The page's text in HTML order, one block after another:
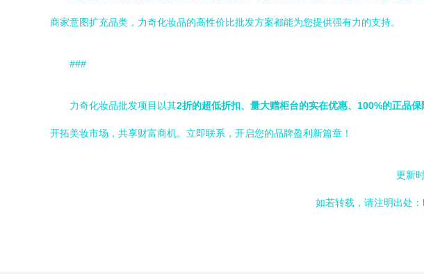
商家意图扩充品类，力奇化妆品的高性价比批发方案都能为您提供强有力的支持。
###
力奇化妆品批发项目以其2折的超低折扣、量大赠柜台的实在优惠、100%的正品保
开拓美妆市场，共享财富商机。立即联系，开启您的品牌盈利新篇章！
更新
如若转载，请注明出处